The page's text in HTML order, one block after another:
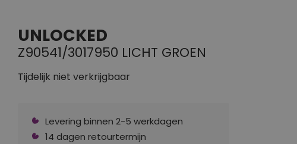
UNLOCKED
Z90541/3017950 LICHT GROEN
Tijdelijk niet verkrijgbaar
Levering binnen 2-5 werkdagen
14 dagen retourtermijn